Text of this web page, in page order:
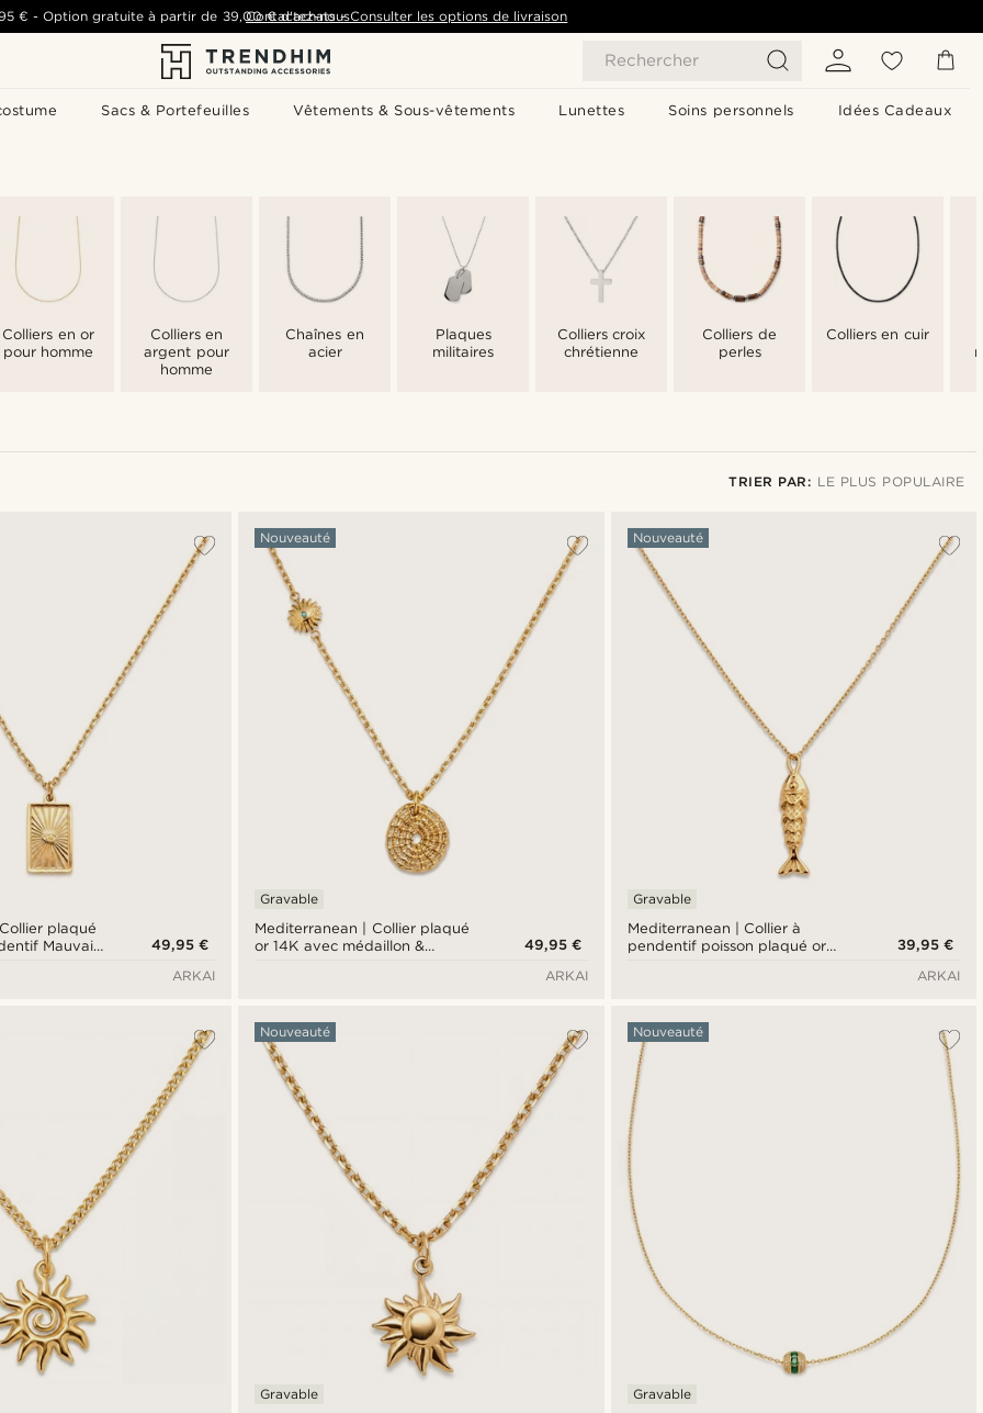
Rechercher
Sacs & Portefeuilles Vêtements & Sous-vêtements Lunettes Soins personnels Idées Cadeaux
€ -Option gratuite à partir de 39,00 € d'achats- Consulter les options de livraison
Contactez-nous
Colliers en or
pour homme
Colliers en
argent pour
homme
Chaînes en
acier
Plaques
militaires
Colliers croix
chrétienne
Colliers de
perles
Colliers en cuir
TRIER PAR: LE PLUS POPULAIRE
plaqué
Mauvais
49,95 €
ARKAI
Mediterranean | Collier plaqué
or 14K avec médaillon &
Nouveauté
Gravable
49,95 €
ARKAI
Mediterranean | Collier à
pendentif poisson plaqué or
Nouveauté
Gravable
39,95 €
ARKAI
Nouveauté
Gravable
Nouveauté
Gravable